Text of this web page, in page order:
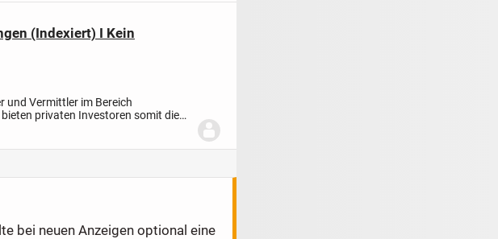
(Indexiert) I Kein
und Vermittler im Bereich
privaten Investoren somit die
bei neuen Anzeigen optional eine